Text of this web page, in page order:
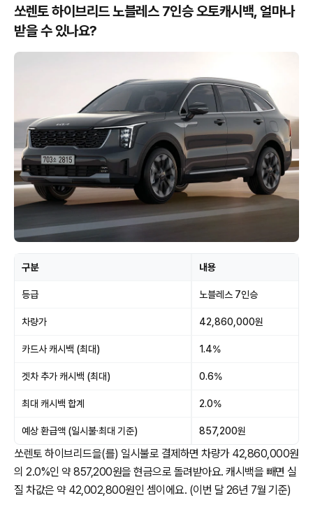
쏘렌토 하이브리드 노블레스 7인승 오토캐시백, 얼마나
받을 수 있나요?
구분 내용
등급 노블레스 7인승
차량가 42,860,000원
카드사 캐시백 (최대) 1.4%
겟차 추가 캐시백 (최대) 0.6%
최대 캐시백 합계 2.0%
예상 환급액 (일시불·최대 기준) 857,200원
쏘렌토 하이브리드을(를) 일시불로 결제하면 차량가 42,860,000원
의 2.0%인 약 857,200원을 현금으로 돌려받아요. 캐시백을 빼면 실
질 차값은 약 42,002,800원인 셈이에요. (이번 달 26년 7월 기준)